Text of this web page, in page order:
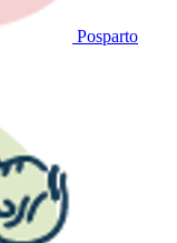
Posparto